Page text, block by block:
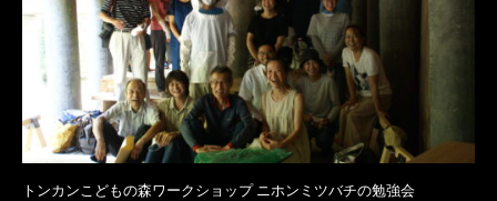
トンカンこどもの森ワークショップ ニホンミツバチの勉強会